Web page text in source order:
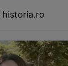
historia.ro